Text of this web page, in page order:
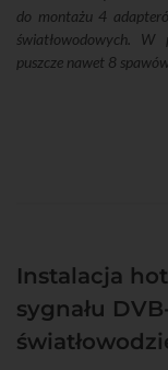
do montażu 4
światłowodowych.
puszcze nawet 8
Instalacja
sygnału